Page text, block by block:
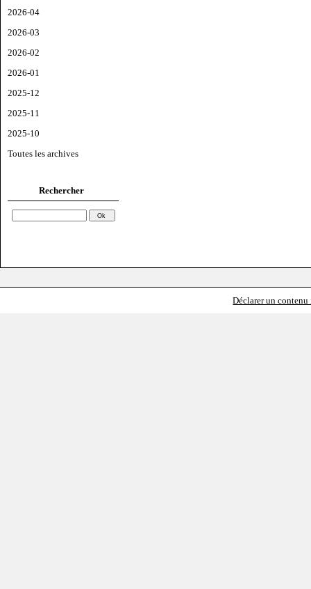
2026-04
2026-03
2026-02
2026-01
2025-12
2025-11
2025-10
Toutes les archives
Rechercher
Déclarer un